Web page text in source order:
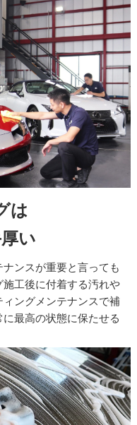
は
い
ンスが重要と言っても
工後に付着する汚れや
ングメンテナンスで補
最高の状態に保たせる